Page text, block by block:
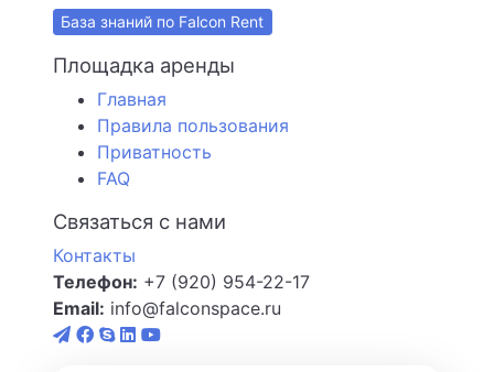
База знаний по Falcon Rent
Площадка аренды
Главная
Правила пользования
Приватность
FAQ
Связаться с нами
Контакты
Телефон: +7 (920) 954-22-17
Email: info@falconspace.ru